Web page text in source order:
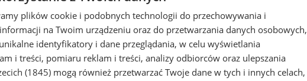
plików cookie i podobnych technologii do przechowywania i
na Twoim urządzeniu oraz do przetwarzania danych osobowych,
identyfikatory i dane przeglądania, w celu wyświetlania
i treści, pomiaru reklam i treści, analizy odbiorców oraz ulepszania
(1845) mogą również przetwarzać Twoje dane w tych i innych celach,